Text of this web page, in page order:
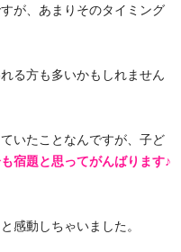
が、あまりそのタイミング
る方も多いかもしれません
いたことなんですが、子ど
宿題と思ってがんばります♪
感動しちゃいました。